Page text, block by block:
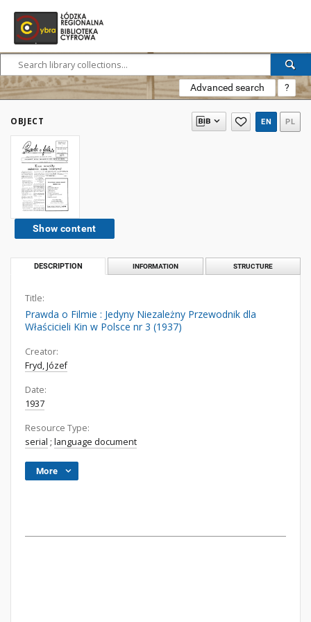
Advanced search ?
OBJECT EN PL
Show content
DESCRIPTION INFORMATION STRUCTURE
Title:
Prawda o Filmie : Jedyny Niezależny Przewodnik dla
Właścicieli Kin w Polsce nr 3 (1937)
Creator:
Fryd, Józef
Date:
1937
Resource Type:
serial ; language document
More